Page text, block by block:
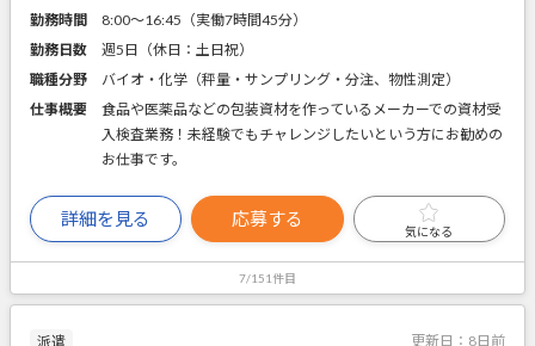
勤務時間
8:00～16:45（実働7時間45分）
勤務日数
週5日（休日：土日祝）
職種分野
バイオ・化学（秤量・サンプリング・分注、物性測定）
仕事概要
食品や医薬品などの包装資材を作っているメーカーでの資材受
入検査業務！未経験でもチャレンジしたいという方にお勧めの
お仕事です。
詳細を見る 応募する
気になる
7/151件目
派遣 更新日： 8日前